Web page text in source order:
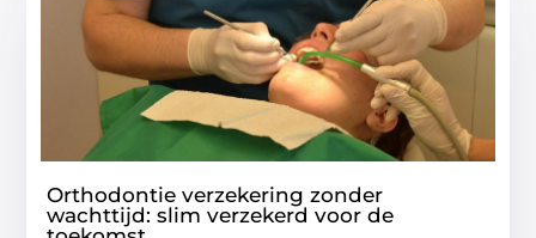
Orthodontie verzekering zonder
wachttijd: slim verzekerd voor de